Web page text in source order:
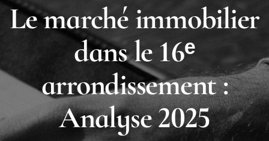
Le marché immobilier
dans le 16ᵉ
arrondissement :
Analyse 2025